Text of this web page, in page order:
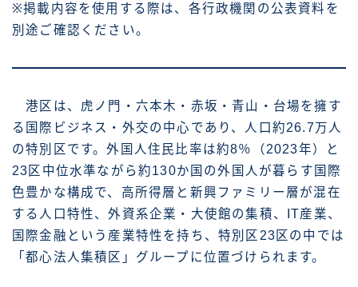
※掲載内容を使用する際は、各行政機関の公表資料を
別途ご確認ください。
港区は、虎ノ門・六本木・赤坂・青山・台場を擁す
る国際ビジネス・外交の中心であり、人口約26.7万人
の特別区です。外国人住民比率は約8％（2023年）と
23区中位水準ながら約130か国の外国人が暮らす国際
色豊かな構成で、高所得層と新興ファミリー層が混在
する人口特性、外資系企業・大使館の集積、IT産業、
国際金融という産業特性を持ち、特別区23区の中では
「都心法人集積区」グループに位置づけられます。